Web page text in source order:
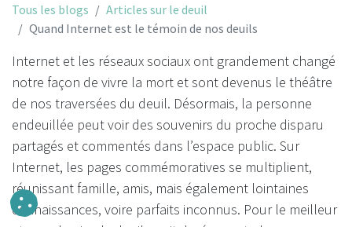
Tous les blogs
Articles sur le deuil
Quand Internet est le témoin de nos deuils
Internet et les réseaux sociaux ont grandement changé
notre façon de vivre la mort et sont devenus le théâtre
de nos traversées du deuil. Désormais, la personne
endeuillée peut voir des souvenirs du proche disparu
partagés et commentés dans l’espace public. Sur
Internet, les pages commémoratives se multiplient,
réunissant famille, amis, mais également lointaines
connaissances, voire parfaits inconnus. Pour le meilleur